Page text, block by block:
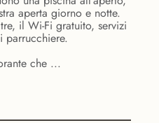
aperta giorno e notte.
il Wi-Fi gratuito, servizi
parrucchiere.
che ...